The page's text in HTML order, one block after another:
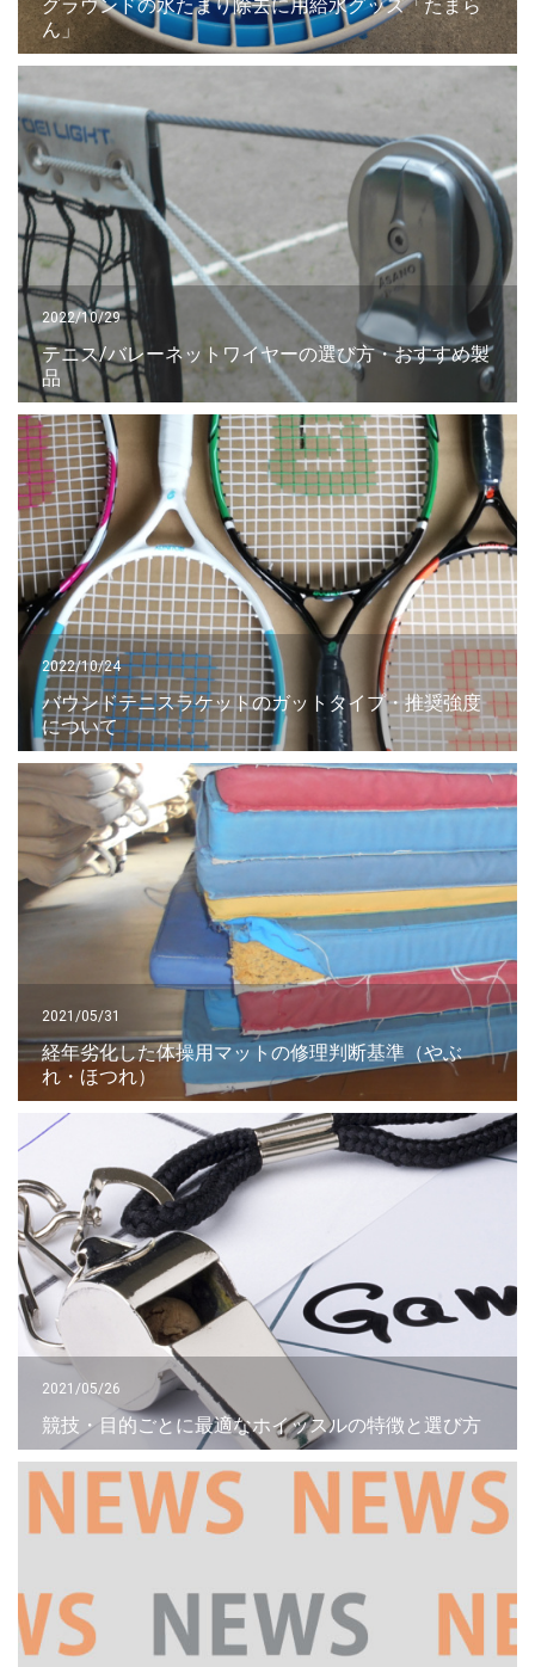
グラウンドの水たまり除去に用給水グッズ「たまら
ん」
2022/10/29
テニス/バレーネットワイヤーの選び方・おすすめ製
品
2022/10/24
バウンドテニスラケットのガットタイプ・推奨強度
について
2021/05/31
経年劣化した体操用マットの修理判断基準（やぶ
れ・ほつれ）
2021/05/26
競技・目的ごとに最適なホイッスルの特徴と選び方